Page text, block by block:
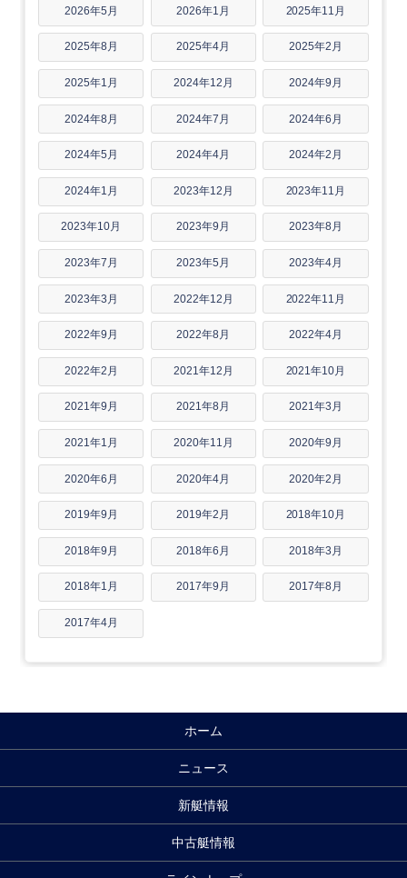
2026年5月 2026年1月 2025年11月
2025年8月 2025年4月 2025年2月
2025年1月 2024年12月 2024年9月
2024年8月 2024年7月 2024年6月
2024年5月 2024年4月 2024年2月
2024年1月 2023年12月 2023年11月
2023年10月 2023年9月 2023年8月
2023年7月 2023年5月 2023年4月
2023年3月 2022年12月 2022年11月
2022年9月 2022年8月 2022年4月
2022年2月 2021年12月 2021年10月
2021年9月 2021年8月 2021年3月
2021年1月 2020年11月 2020年9月
2020年6月 2020年4月 2020年2月
2019年9月 2019年2月 2018年10月
2018年9月 2018年6月 2018年3月
2018年1月 2017年9月 2017年8月
2017年4月
ホーム
ニュース
新艇情報
中古艇情報